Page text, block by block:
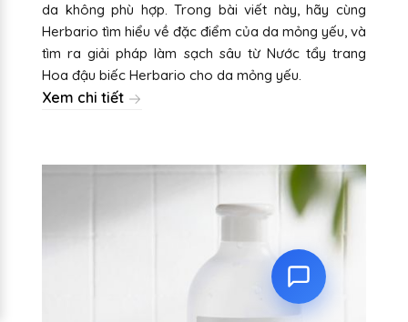
da không phù hợp. Trong bài viết này, hãy cùng
Herbario tìm hiểu về đặc điểm của da mỏng yếu, và
tìm ra giải pháp làm sạch sâu từ Nước tẩy trang
Hoa đậu biếc Herbario cho da mỏng yếu.
Xem chi tiết